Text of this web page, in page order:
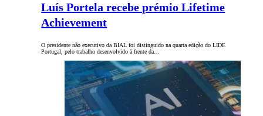
Luís Portela recebe prémio Lifetime
Achievement
O presidente não executivo da BIAL foi distinguido na quarta edição do LIDE
Portugal, pelo trabalho desenvolvido à frente da…